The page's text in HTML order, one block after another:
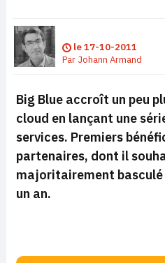
le17-10-2011
Par Johann Armand
Big Blue accroît un peu
cloud en lançant une
services. Premiers
partenaires, dont il
majoritairement basculé
un an.